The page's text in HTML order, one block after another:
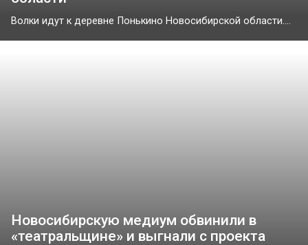
Волки идут к деревне Понькино Новосибирской области....
Новосибирскую медиум обвинили в
«театральщине» и выгнали с проекта